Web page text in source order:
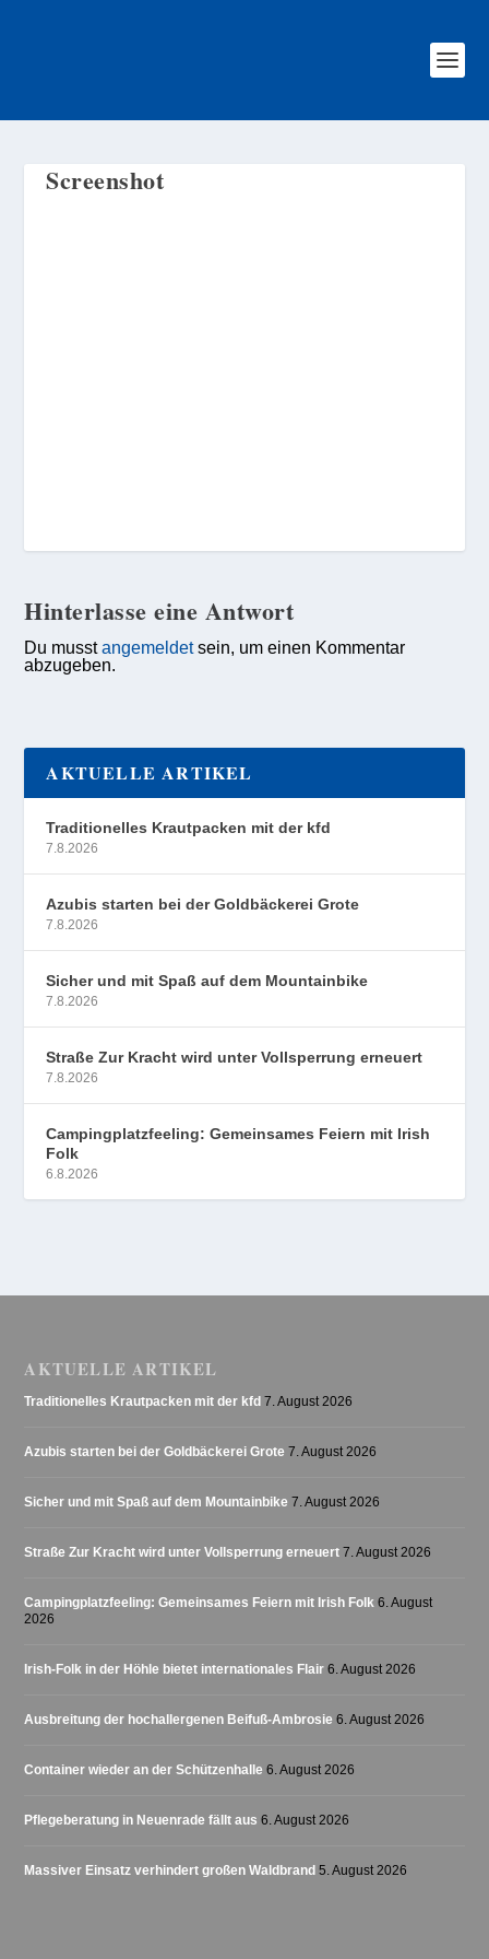
Screenshot
Hinterlasse eine Antwort
Du musstangemeldetsein, um einen Kommentar
abzugeben.
AKTUELLE ARTIKEL
Traditionelles Krautpacken mit der kfd
7.8.2026
Azubis starten bei der Goldbäckerei Grote
7.8.2026
Sicher und mit Spaß auf dem Mountainbike
7.8.2026
Straße Zur Kracht wird unter Vollsperrung erneuert
7.8.2026
Campingplatzfeeling: Gemeinsames Feiern mit Irish
Folk
6.8.2026
AKTUELLE ARTIKEL
Traditionelles Krautpacken mit der kfd 7. August 2026
Azubis starten bei der Goldbäckerei Grote 7. August 2026
Sicher und mit Spaß auf dem Mountainbike 7. August 2026
Straße Zur Kracht wird unter Vollsperrung erneuert 7. August 2026
Campingplatzfeeling: Gemeinsames Feiern mit Irish Folk 6. August
2026
Irish-Folk in der Höhle bietet internationales Flair 6. August 2026
Ausbreitung der hochallergenen Beifuß-Ambrosie 6. August 2026
Container wieder an der Schützenhalle 6. August 2026
Pflegeberatung in Neuenrade fällt aus 6. August 2026
Massiver Einsatz verhindert großen Waldbrand 5. August 2026